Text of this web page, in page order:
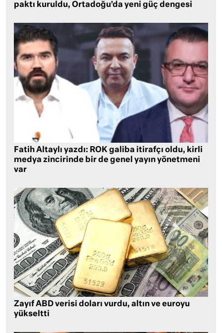
paktı kuruldu, Ortadoğu’da yeni güç dengesi
Fatih Altaylı yazdı: ROK galiba itirafçı oldu, kirli
medya zincirinde bir de genel yayın yönetmeni
var
Zayıf ABD verisi doları vurdu, altın ve euroyu
yükseltti